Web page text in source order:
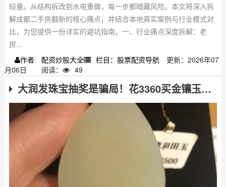
较量。从结构拆改到水电重做，每一步都暗藏风险。本文将深入拆
解成都二手房翻新的核心痛点，并结合本地真实案例与行业模式对
比，为您提供一份详实的避坑指南。一、行业痛点深度拆解：老
房...
作者: 配资炒股大全 栏目：股票配资导航
更新：2026年07
月06日
阅读： 49
大润发珠宝抽奖是骗局！花3360买金镶玉，千万别再上当